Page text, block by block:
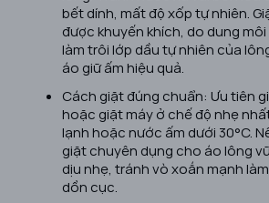
bết dính, mất độ xốp tự nhiên.
được khuyến khích, do dung
làm trôi lớp dầu tự nhiên của
áo giữ ấm hiệu quả.
Cách giặt đúng chuẩn: Ưu tiên
hoặc giặt máy ở chế độ nhẹ
lạnh hoặc nước ấm dưới 30°C.
giặt chuyên dụng cho áo lông
dịu nhẹ, tránh vò xoắn mạnh
dồn cục.